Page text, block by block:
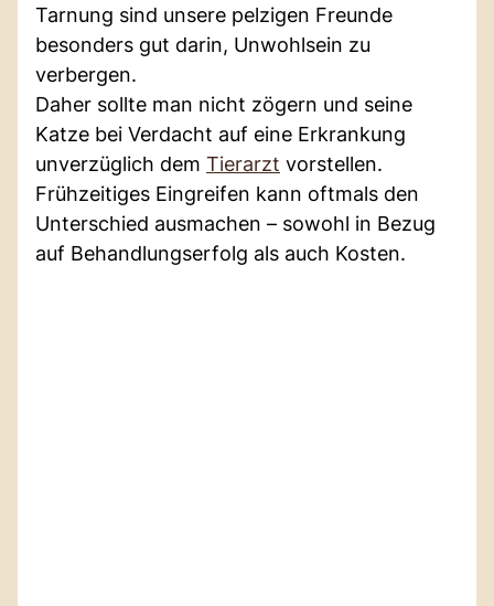
Tarnung sind unsere pelzigen Freunde
besonders gut darin, Unwohlsein zu
verbergen.
Daher sollte man nicht zögern und seine
Katze bei Verdacht auf eine Erkrankung
unverzüglich dem Tierarzt vorstellen.
Frühzeitiges Eingreifen kann oftmals den
Unterschied ausmachen – sowohl in Bezug
auf Behandlungserfolg als auch Kosten.